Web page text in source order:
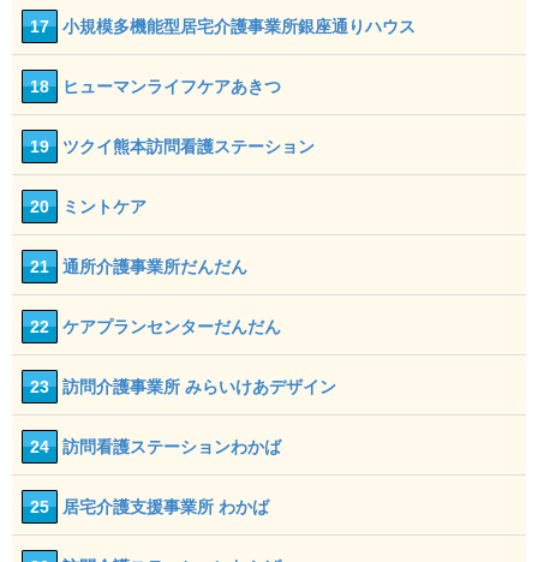
17 小規模多機能型居宅介護事業所銀座通りハウス
18 ヒューマンライフケアあきつ
19 ツクイ熊本訪問看護ステーション
20 ミントケア
21 通所介護事業所だんだん
22 ケアプランセンターだんだん
23 訪問介護事業所 みらいけあデザイン
24 訪問看護ステーションわかば
25 居宅介護支援事業所 わかば